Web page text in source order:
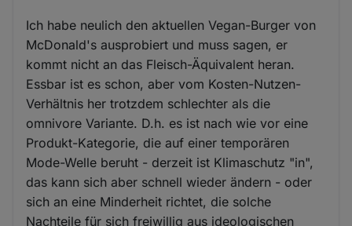
Ich habe neulich den aktuellen Vegan-Burger von
McDonald's ausprobiert und muss sagen, er
kommt nicht an das Fleisch-Äquivalent heran.
Essbar ist es schon, aber vom Kosten-Nutzen-
Verhältnis her trotzdem schlechter als die
omnivore Variante. D.h. es ist nach wie vor eine
Produkt-Kategorie, die auf einer temporären
Mode-Welle beruht - derzeit ist Klimaschutz "in",
das kann sich aber schnell wieder ändern - oder
sich an eine Minderheit richtet, die solche
Nachteile für sich freiwillig aus ideologischen